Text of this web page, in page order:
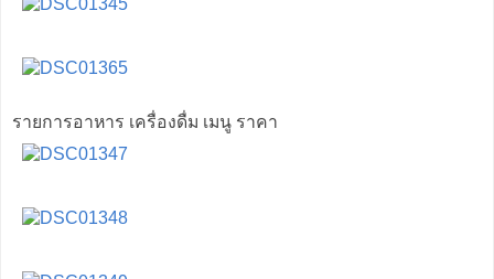
รายการอาหาร เครื่องดื่ม เมนู ราคา